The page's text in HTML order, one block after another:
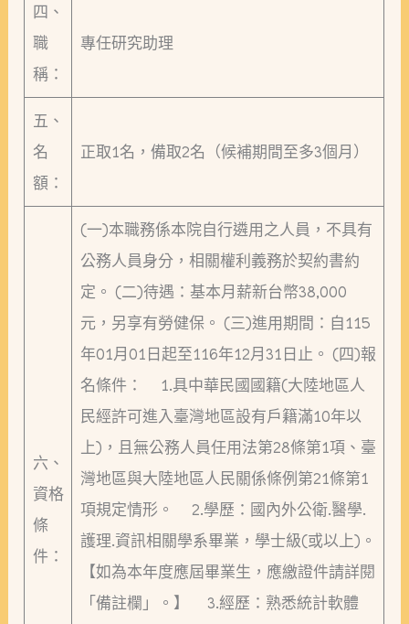
四、
職
稱：
專任研究助理
五、
名
額：
正取1名，備取2名（候補期間至多3個月）
六、
資格
條
件：
(一)本職務係本院自行遴用之人員，不具有
公務人員身分，相關權利義務於契約書約
定。 (二)待遇：基本月薪新台幣38,000
元，另享有勞健保。 (三)進用期間：自115
年01月01日起至116年12月31日止。 (四)報
名條件： 1.具中華民國國籍(大陸地區人
民經許可進入臺灣地區設有戶籍滿10年以
上)，且無公務人員任用法第28條第1項、臺
灣地區與大陸地區人民關係條例第21條第1
項規定情形。 2.學歷：國內外公衛.醫學.
護理.資訊相關學系畢業，學士級(或以上)。
【如為本年度應屆畢業生，應繳證件請詳閱
「備註欄」。】 3.經歷：熟悉統計軟體